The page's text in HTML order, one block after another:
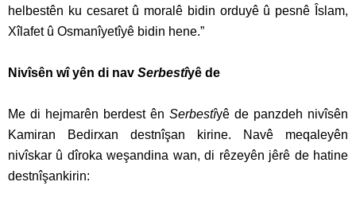
helbestên ku cesaret û moralê bidin orduyê û pesnê Îslam,
Xîlafet û Osmanîyetîyê bidin hene.”
Nivîsên wî yên di nav Serbestîyê de
Me di hejmarên berdest ên Serbestîyê de panzdeh nivîsên
Kamiran Bedirxan destnîşan kirine. Navê meqaleyên
nivîskar û dîroka weşandina wan, di rêzeyên jêrê de hatine
destnîşankirin: